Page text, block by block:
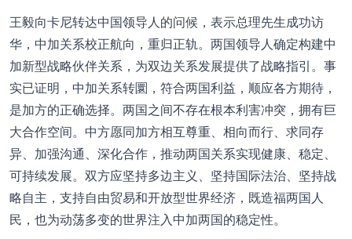
王毅向卡尼转达中国领导人的问候，表示总理先生成功访
华，中加关系校正航向，重归正轨。两国领导人确定构建中
加新型战略伙伴关系，为双边关系发展提供了战略指引。事
实已证明，中加关系转圜，符合两国利益，顺应各方期待，
是加方的正确选择。两国之间不存在根本利害冲突，拥有巨
大合作空间。中方愿同加方相互尊重、相向而行、求同存
异、加强沟通、深化合作，推动两国关系实现健康、稳定、
可持续发展。双方应坚持多边主义、坚持国际法治、坚持战
略自主，支持自由贸易和开放型世界经济，既造福两国人
民，也为动荡多变的世界注入中加两国的稳定性。